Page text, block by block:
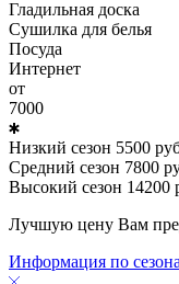
Гладильная доска
Сушилка для белья
Посуда
Интернет
от
7000
Низкий сезон 5500
Средний сезон 7800
Высокий сезон 14200
Лучшую цену Вам
Информация по